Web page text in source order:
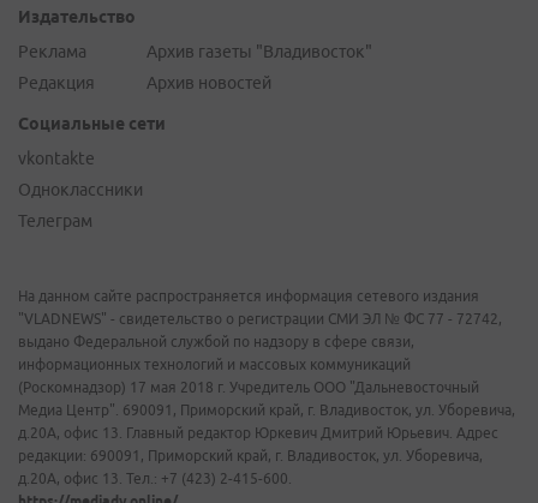
Издательство
Реклама
Редакция
Архив газеты "Владивосток"
Архив новостей
Социальные сети
vkontakte
Одноклассники
Телеграм
На данном сайте распространяется информация сетевого издания
"VLADNEWS" - свидетельство о регистрации СМИ ЭЛ № ФС 77 - 72742,
выдано Федеральной службой по надзору в сфере связи,
информационных технологий и массовых коммуникаций
(Роскомнадзор) 17 мая 2018 г. Учредитель ООО "Дальневосточный
Медиа Центр". 690091, Приморский край, г. Владивосток, ул. Уборевича,
д.20А, офис 13. Главный редактор Юркевич Дмитрий Юрьевич. Адрес
редакции: 690091, Приморский край, г. Владивосток, ул. Уборевича,
д.20А, офис 13. Тел.: +7 (423) 2-415-600.